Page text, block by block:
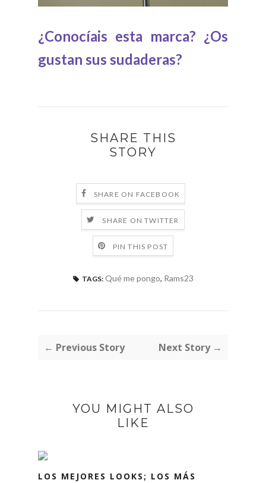
¿Conocíais esta marca? ¿Os
gustan sus sudaderas?
SHARE THIS
STORY
SHARE ON FACEBOOK
SHARE ON TWITTER
PIN THIS POST
TAGS: Qué me pongo, Rams23
← Previous Story Next Story →
YOU MIGHT ALSO
LIKE
LOS MEJORES LOOKS; LOS MÁS